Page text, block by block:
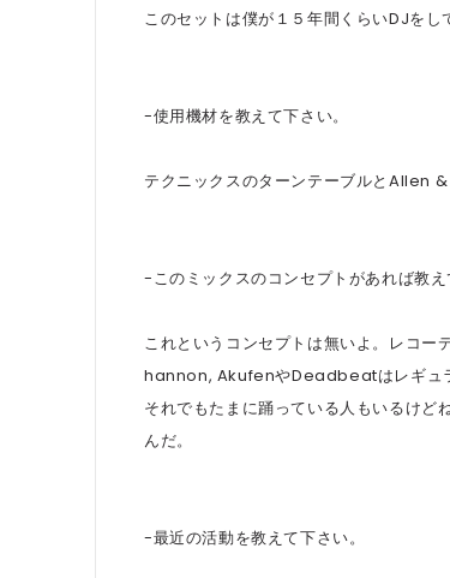
このセットは僕が１５年間くらいDJを
-使用機材を教えて下さい。
テクニックスのターンテーブルとAllen
-このミックスのコンセプトがあれば教え
これというコンセプトは無いよ。レコ
hannon, AkufenやDeadbeatはレギュラ
それでもたまに踊っている人もいるけど
んだ。
-最近の活動を教えて下さい。